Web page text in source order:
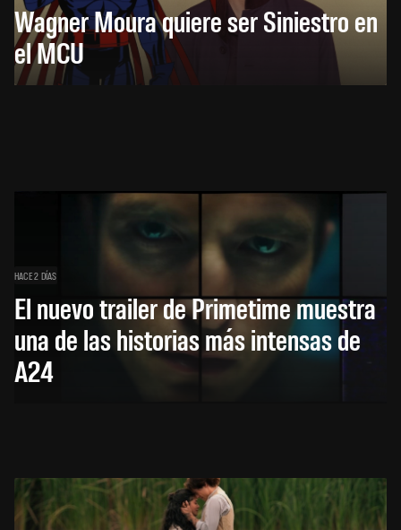
Wagner Moura quiere ser Siniestro en
el MCU
HACE 2 DÍAS
El nuevo trailer de Primetime muestra
una de las historias más intensas de
A24